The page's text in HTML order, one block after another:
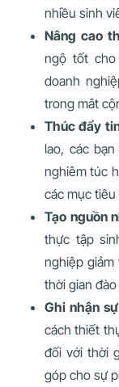
nhiều sinh
Nâng cao
ngộ tốt cho
doanh
trong mắt
Thúc đẩy
lao, các
nghiêm túc
các mục
Tạo nguồn
thực tập
nghiệp
thời gian
Ghi nhận
cách thiết
đối với thời
góp cho sự